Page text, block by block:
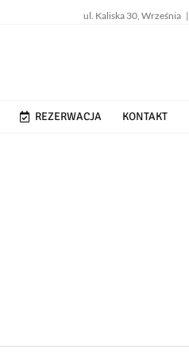
ul. Kaliska 30, Września |
REZERWACJA KONTAKT